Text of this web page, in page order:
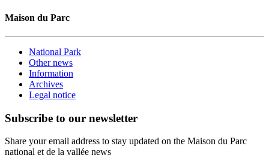
Maison du Parc
National Park
Other news
Information
Archives
Legal notice
Subscribe to our newsletter
Share your email address to stay updated on the Maison du Parc
national et de la vallée news